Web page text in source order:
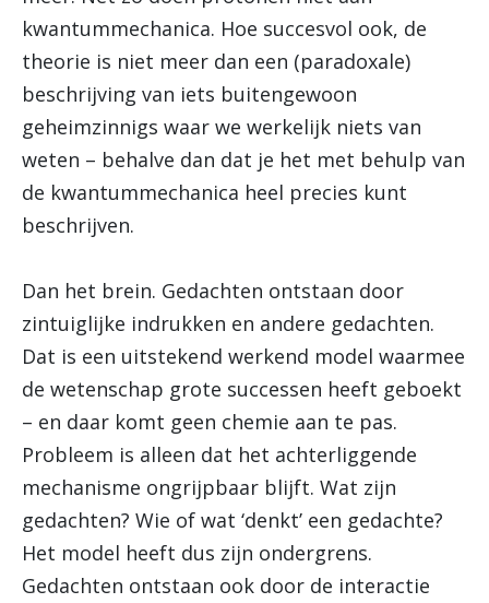
kwantummechanica. Hoe succesvol ook, de
theorie is niet meer dan een (paradoxale)
beschrijving van iets buitengewoon
geheimzinnigs waar we werkelijk niets van
weten – behalve dan dat je het met behulp van
de kwantummechanica heel precies kunt
beschrijven.
Dan het brein. Gedachten ontstaan door
zintuiglijke indrukken en andere gedachten.
Dat is een uitstekend werkend model waarmee
de wetenschap grote successen heeft geboekt
– en daar komt geen chemie aan te pas.
Probleem is alleen dat het achterliggende
mechanisme ongrijpbaar blijft. Wat zijn
gedachten? Wie of wat ‘denkt’ een gedachte?
Het model heeft dus zijn ondergrens.
Gedachten ontstaan ook door de interactie